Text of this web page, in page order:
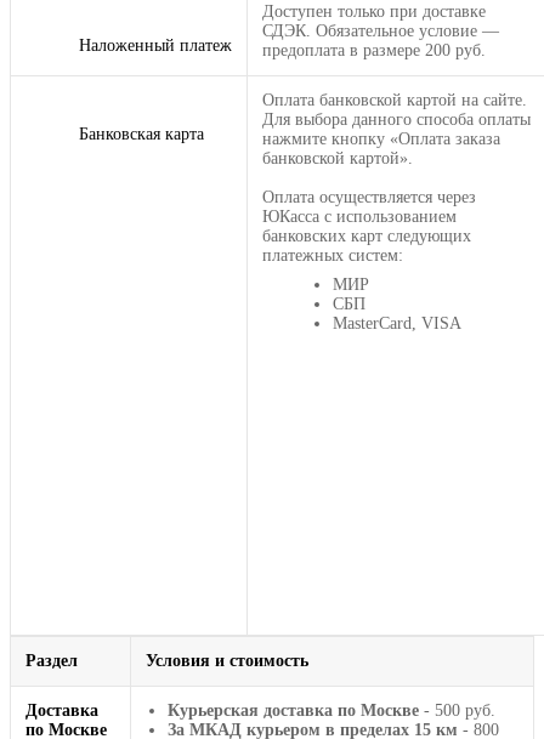
Наложенный платеж
Доступен только при доставке
СДЭК. Обязательное условие —
предоплата в размере 200 руб.
Банковская карта
Оплата банковской картой на сайте.
Для выбора данного способа оплаты
нажмите кнопку «Оплата заказа
банковской картой».
Оплата осуществляется через
ЮКасса с использованием
банковских карт следующих
платежных систем:
МИР
СБП
MasterCard, VISA
Раздел Условия и стоимость
Доставка
по Москве
Курьерская доставка по Москве - 500 руб.
За МКАД курьером в пределах 15 км - 800